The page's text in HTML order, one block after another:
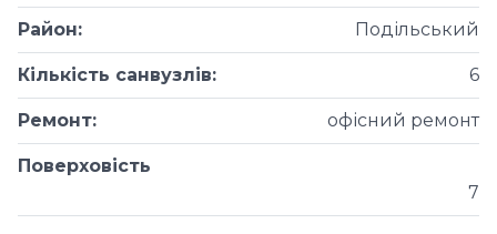
Район: Подільський
Кількість санвузлів: 6
Ремонт: офісний ремонт
Поверховість
7